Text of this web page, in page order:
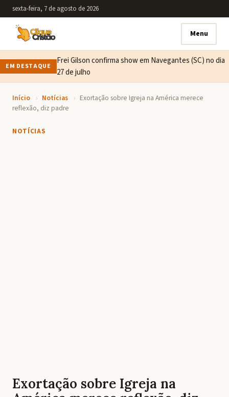
sexta-feira, 7 de agosto de 2026
Menu
EM DESTAQUE
Frei Gilson confirma show em Navegantes (SC) no dia
27 de julho
Início › Notícias › Exortação sobre Igreja na América merece
reflexão, diz padre
NOTÍCIAS
Exortação sobre Igreja na